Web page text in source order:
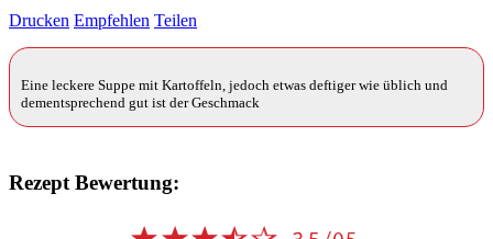
Drucken Empfehlen Teilen
Eine leckere Suppe mit Kartoffeln, jedoch etwas deftiger wie üblich und
dementsprechend gut ist der Geschmack
Rezept Bewertung: